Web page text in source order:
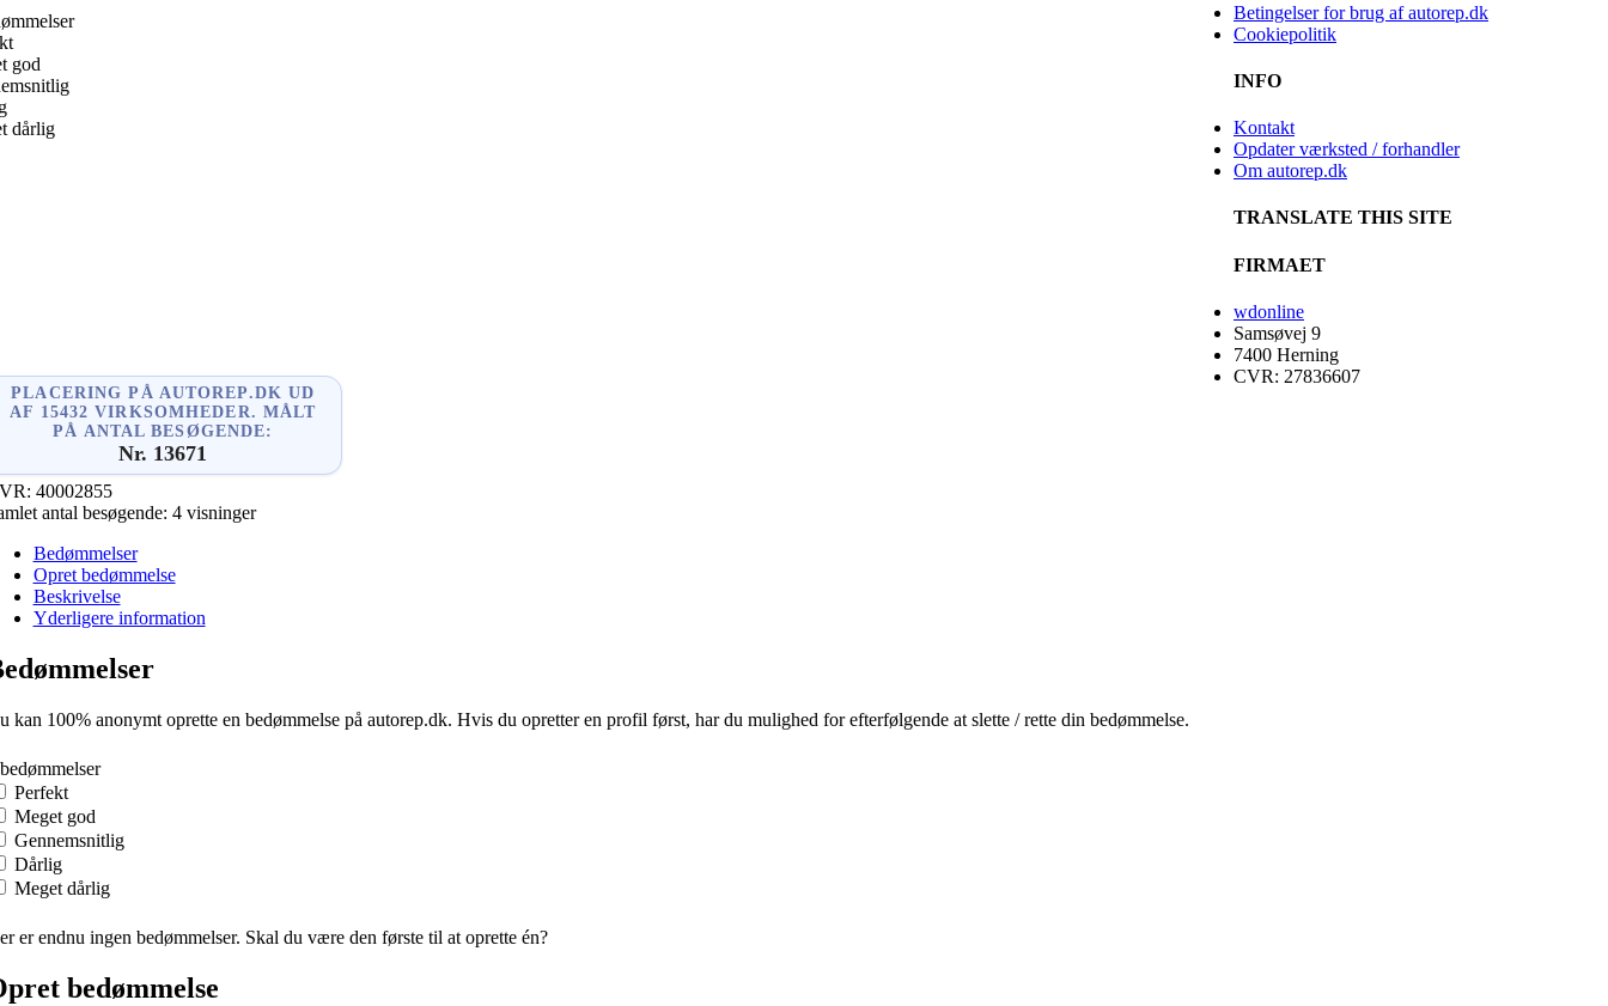
god
dårlig
PLACERING PÅ AUTOREP.DK UD
AF 15432 VIRKSOMHEDER. MÅLT
PÅ ANTAL BESØGENDE:
Nr. 13671
40002855
antal besøgende: 4 visninger
Bedømmelser
Opret bedømmelse
Beskrivelse
Yderligere information
kan 100% anonymt oprette en bedømmelse på autorep.dk. Hvis du opretter en profil først, har du mulighed for efterfølgende at slette / rette din bedømmelse.
Perfekt
Meget god
Gennemsnitlig
Dårlig
Meget dårlig
er endnu ingen bedømmelser. Skal du være den første til at oprette én?
bedømmelse
Betingelser for brug af autorep.dk
Cookiepolitik
INFO
Kontakt
Opdater værksted / forhandler
Om autorep.dk
TRANSLATE THIS SITE
FIRMAET
wdonline
Samsøvej 9
7400 Herning
CVR: 27836607